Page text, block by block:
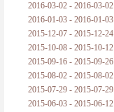
2016-03-02 - 2016-03-02
2016-01-03 - 2016-01-03
2015-12-07 - 2015-12-24
2015-10-08 - 2015-10-12
2015-09-16 - 2015-09-26
2015-08-02 - 2015-08-02
2015-07-29 - 2015-07-29
2015-06-03 - 2015-06-12